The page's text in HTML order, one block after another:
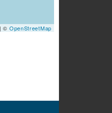
| © OpenStreetMap